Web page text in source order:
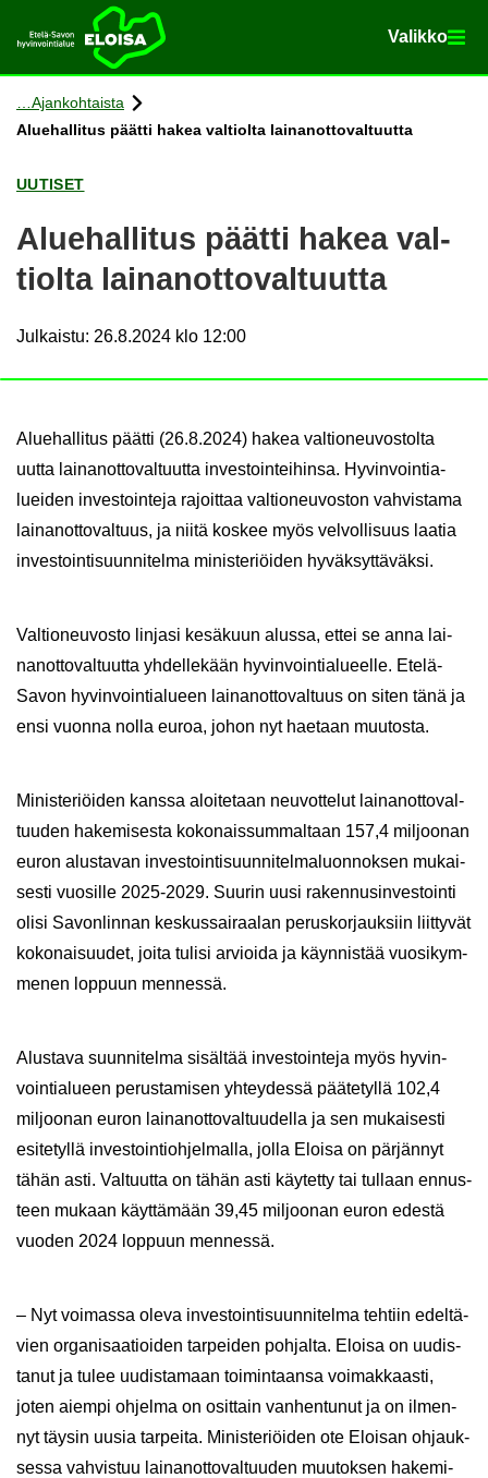
Etusi­vu Va­lik­ko
Va­lik­ko
Siir­ry si­säl­töön
Ajan­koh­tais­ta
Alue­hal­li­tus päät­ti hakea val­tiol­ta lai­nan­ot­to­val­tuut­ta
UU­TI­SET
Alue­hal­li­tus päät­ti hakea val­
tiol­ta lai­nan­ot­to­val­tuut­ta
Julkaistu: 26.8.2024 klo 12:00
Alue­hal­li­tus päät­ti (26.8.2024) hakea val­tio­neu­vos­tol­ta
uutta lai­nan­ot­to­val­tuut­ta in­ves­toin­tei­hin­sa. Hy­vin­voin­tia­
luei­den in­ves­toin­te­ja ra­joit­taa val­tio­neu­vos­ton vah­vis­ta­ma
lai­nan­ot­to­val­tuus, ja niitä kos­kee myös vel­vol­li­suus laa­tia
in­ves­toin­ti­suun­ni­tel­ma mi­nis­te­riöi­den hy­väk­syt­tä­väk­si.
Val­tio­neu­vos­to lin­ja­si ke­sä­kuun alus­sa, ettei se anna lai­
nan­ot­to­val­tuut­ta yh­del­le­kään hy­vin­voin­tia­lu­eel­le. Etelä-​
Savon hy­vin­voin­tia­lu­een lai­nan­ot­to­val­tuus on siten tänä ja
ensi vuon­na nolla euroa, johon nyt hae­taan muu­tos­ta.
Mi­nis­te­riöi­den kans­sa aloi­te­taan neu­vot­te­lut lai­nan­ot­to­val­
tuu­den ha­ke­mi­ses­ta ko­ko­nais­sum­mal­taan 157,4 mil­joo­nan
euron alus­ta­van in­ves­toin­ti­suun­ni­tel­ma­luon­nok­sen mu­kai­
ses­ti vuo­sil­le 2025-2029. Suu­rin uusi ra­ken­nusin­ves­toin­ti
olisi Sa­von­lin­nan kes­kus­sai­raa­lan pe­rus­kor­jauk­siin liit­ty­vät
ko­ko­nai­suu­det, joita tu­li­si ar­vioi­da ja käyn­nis­tää vuo­si­kym­
me­nen lop­puun men­nes­sä.
Alus­ta­va suun­ni­tel­ma si­säl­tää in­ves­toin­te­ja myös hy­vin­
voin­tia­lu­een pe­rus­ta­mi­sen yh­tey­des­sä pää­te­tyl­lä 102,4
mil­joo­nan euron lai­nan­ot­to­val­tuu­del­la ja sen mu­kai­ses­ti
esi­te­tyl­lä in­ves­toin­tioh­jel­mal­la, jolla Eloi­sa on pär­jän­nyt
tähän asti. Val­tuut­ta on tähän asti käy­tet­ty tai tul­laan en­nus­
teen mu­kaan käyt­tä­mään 39,45 mil­joo­nan euron edes­tä
vuo­den 2024 lop­puun men­nes­sä.
– Nyt voi­mas­sa oleva in­ves­toin­ti­suun­ni­tel­ma teh­tiin edel­tä­
vien or­ga­ni­saa­tioi­den tar­pei­den poh­jal­ta. Eloi­sa on uu­dis­
ta­nut ja tulee uu­dis­ta­maan toi­min­taan­sa voi­mak­kaas­ti,
joten ai­em­pi oh­jel­ma on osit­tain van­hen­tu­nut ja on il­men­
nyt täy­sin uusia tar­pei­ta. Mi­nis­te­riöi­den ote Eloi­san oh­jauk­
ses­sa vah­vis­tuu lai­nan­ot­to­val­tuu­den muu­tok­sen ha­ke­mi­